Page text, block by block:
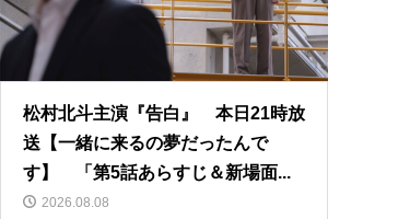
松村北斗主演『告白』 本日21時放
送【一緒に来るの夢だったんで
す】 「第5話あらすじ＆新場面...
2026.08.08